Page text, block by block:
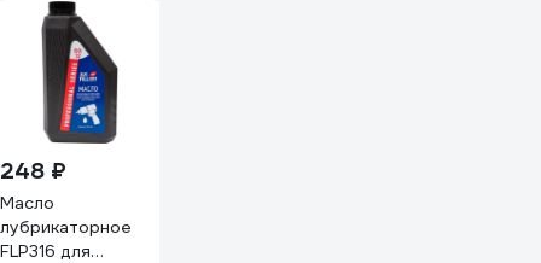
248 ₽
Масло
лубрикаторное
FLP316 для